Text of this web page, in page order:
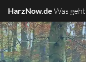
HarzNow.de Was